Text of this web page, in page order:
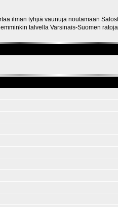
ilman tyhjiä vaunuja noutamaan
talvella Varsinais-Suomen